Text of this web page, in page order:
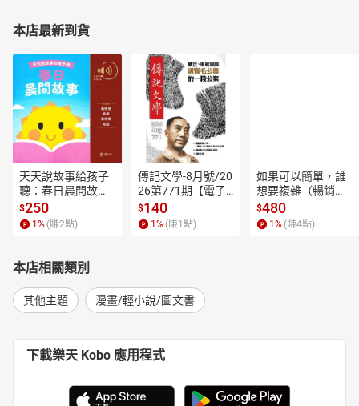
本店最新到貨
天天說故事給孩子
聽：春日晨間故事
【有聲書】
$250
1 % (賺2點)
傳記文學-8月號/20
26第771期【電子
書】
$140
1 % (賺1 點)
如果可以簡單，誰
想要複雜（暢銷經
典新編版）【電子
書】
$480
1 % (賺4點)
本店相關類別
其他主題 漫畫/輕小說/圖文書
下載樂天 Kobo 應用程式